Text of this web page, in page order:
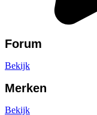
Forum
Bekijk
Merken
Bekijk